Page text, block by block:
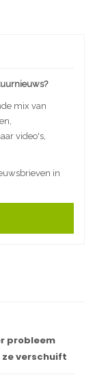
mix van
video's,
in
probleem
verschuift